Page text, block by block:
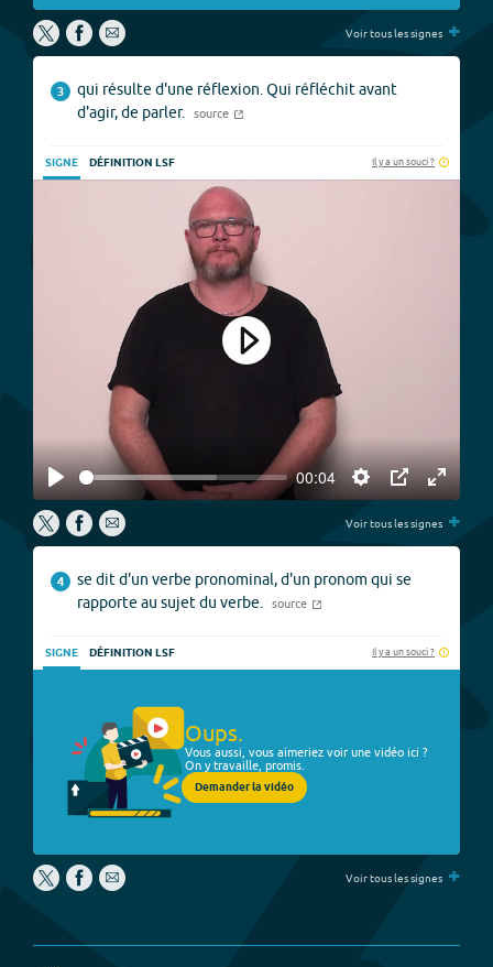
Voir tous les signes +
3
qui résulte d'une réflexion. Qui réfléchit avant
d'agir, de parler.
source
SIGNE DÉFINITION LSF Il y a un souci ?
Play
00:04
Settings
PIP
Enter
Play
Voir tous les signes +
4
se dit d'un verbe pronominal, d'un pronom qui se
rapporte au sujet du verbe.
source
SIGNE DÉFINITION LSF Il y a un souci ?
Oups.
Vous aussi, vous aimeriez voir une vidéo ici ?
On y travaille, promis.
Demander la vidéo
Voir tous les signes +